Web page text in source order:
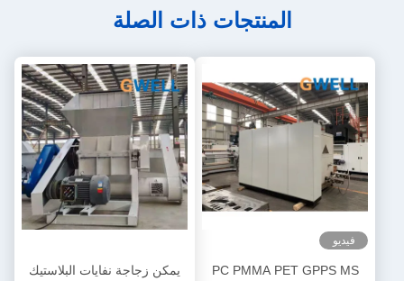
المنتجات ذات الصلة
فيديو
PC PMMA PET GPPS MS
يمكن زجاجة نفايات البلاستيك